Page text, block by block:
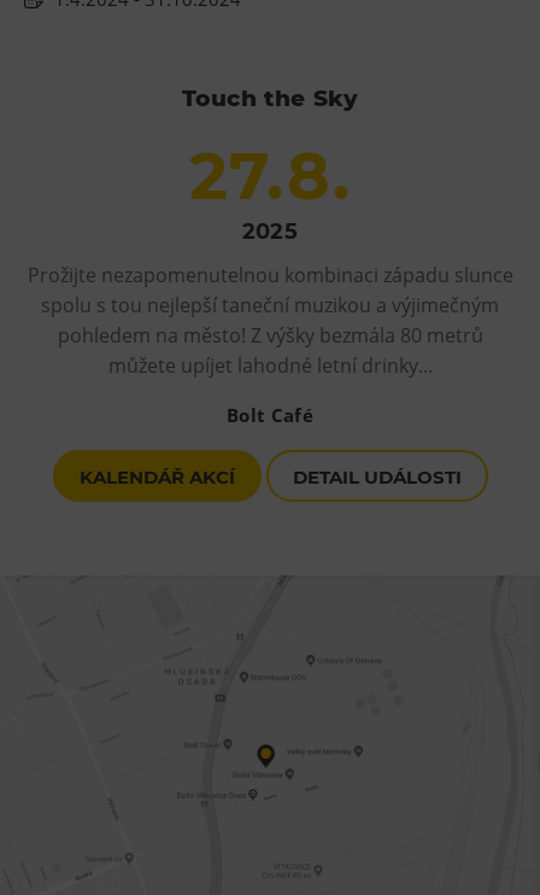
Touch the Sky
27.8.
2025
Prožijte nezapomenutelnou kombinaci západu slunce
spolu s tou nejlepší taneční muzikou a výjimečným
pohledem na město! Z výšky bezmála 80 metrů
můžete upíjet lahodné letní drinky...
Bolt Café
KALENDÁŘ AKCÍ DETAIL UDÁLOSTI